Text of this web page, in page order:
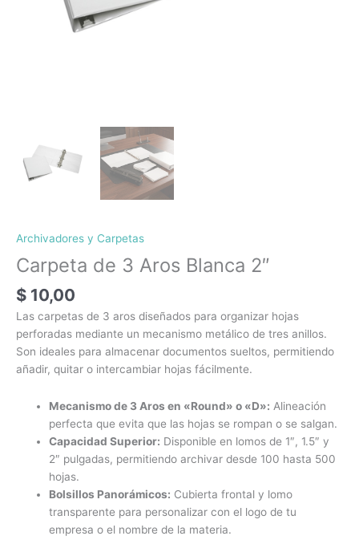
Archivadores y Carpetas
Carpeta de 3 Aros Blanca 2″
$ 10,00
Las carpetas de 3 aros diseñados para organizar hojas
perforadas mediante un mecanismo metálico de tres anillos.
Son ideales para almacenar documentos sueltos, permitiendo
añadir, quitar o intercambiar hojas fácilmente.
Mecanismo de 3 Aros en «Round» o «D»: Alineación
perfecta que evita que las hojas se rompan o se salgan.
Capacidad Superior: Disponible en lomos de 1″, 1.5″ y
2″ pulgadas, permitiendo archivar desde 100 hasta 500
hojas.
Bolsillos Panorámicos: Cubierta frontal y lomo
transparente para personalizar con el logo de tu
empresa o el nombre de la materia.